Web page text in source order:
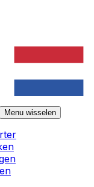
Menu wisselen